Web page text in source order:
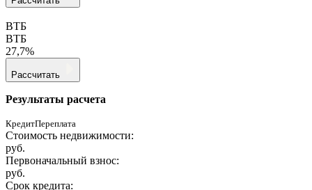
ВТБ
ВТБ
27,7%
Рассчитать
Результаты расчета
КредитПереплата
Стоимость недвижимости:
руб.
Первоначальный взнос:
руб.
Срок кредита: